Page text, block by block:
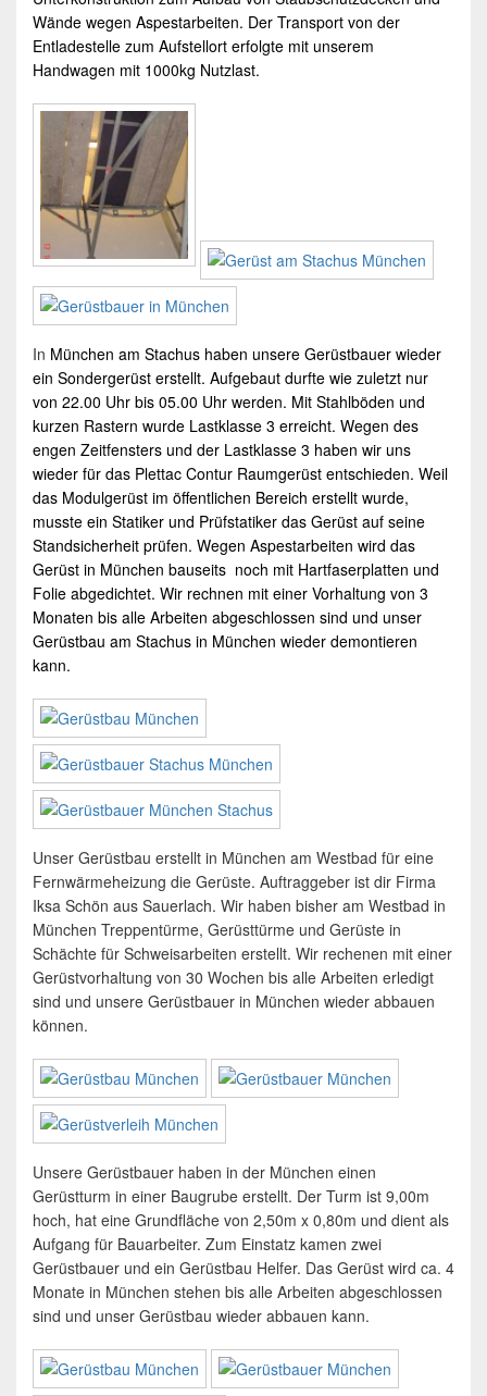
Wände wegen Aspestarbeiten. Der Transport von der
Entladestelle zum Aufstellort erfolgte mit unserem
Handwagen mit 1000kg Nutzlast.
In München am Stachus haben unsere Gerüstbauer wieder
ein Sondergerüst erstellt. Aufgebaut durfte wie zuletzt nur
von 22.00 Uhr bis 05.00 Uhr werden. Mit Stahlböden und
kurzen Rastern wurde Lastklasse 3 erreicht. Wegen des
engen Zeitfensters und der Lastklasse 3 haben wir uns
wieder für das Plettac Contur Raumgerüst entschieden. Weil
das Modulgerüst im öffentlichen Bereich erstellt wurde,
musste ein Statiker und Prüfstatiker das Gerüst auf seine
Standsicherheit prüfen. Wegen Aspestarbeiten wird das
Gerüst in München bauseits noch mit Hartfaserplatten und
Folie abgedichtet. Wir rechnen mit einer Vorhaltung von 3
Monaten bis alle Arbeiten abgeschlossen sind und unser
Gerüstbau am Stachus in München wieder demontieren
kann.
Unser Gerüstbau erstellt in München am Westbad für eine
Fernwärmeheizung die Gerüste. Auftraggeber ist dir Firma
Iksa Schön aus Sauerlach. Wir haben bisher am Westbad in
München Treppentürme, Gerüsttürme und Gerüste in
Schächte für Schweisarbeiten erstellt. Wir rechenen mit einer
Gerüstvorhaltung von 30 Wochen bis alle Arbeiten erledigt
sind und unsere Gerüstbauer in München wieder abbauen
können.
Unsere Gerüstbauer haben in der München einen
Gerüstturm in einer Baugrube erstellt. Der Turm ist 9,00m
hoch, hat eine Grundfläche von 2,50m x 0,80m und dient als
Aufgang für Bauarbeiter. Zum Einstatz kamen zwei
Gerüstbauer und ein Gerüstbau Helfer. Das Gerüst wird ca. 4
Monate in München stehen bis alle Arbeiten abgeschlossen
sind und unser Gerüstbau wieder abbauen kann.